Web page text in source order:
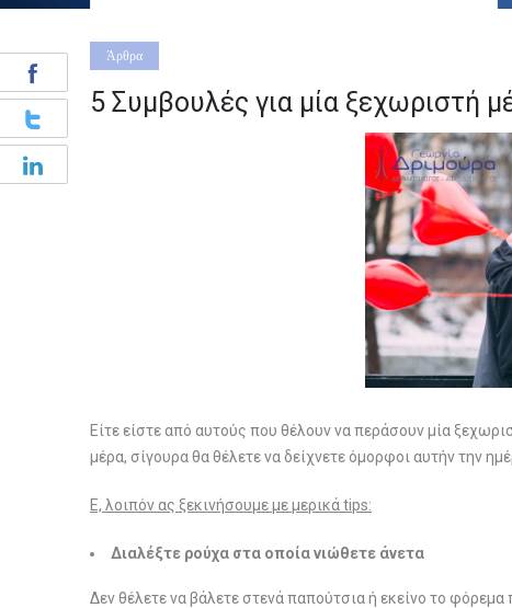
Άρθρα
5 Συμβουλές για μία ξεχωριστή
Είτε είστε από αυτούς που θέλουν να περάσουν μία
μέρα, σίγουρα θα θέλετε να δείχνετε όμορφοι αυτήν την
Ε, λοιπόν ας ξεκινήσουμε με μερικά tips:
Διαλέξτε ρούχα στα οποία νιώθετε άνετα
Δεν θέλετε να βάλετε στενά παπούτσια ή εκείνο το